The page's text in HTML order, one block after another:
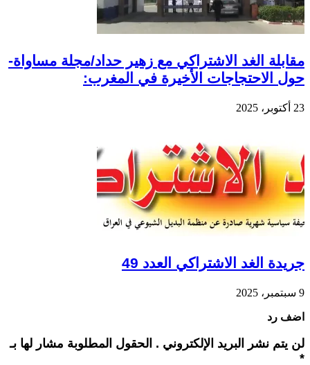
مقابلة الغد الاشتراكي مع زهير حداد/مجلة مساواة-
حول الاحتجاجات الأخيرة في المغرب:
23 أكتوبر، 2025
جريدة الغد الاشتراكي العدد 49
9 سبتمبر، 2025
اضف رد
لن يتم نشر البريد الإلكتروني . الحقول المطلوبة مشار لها بـ
*